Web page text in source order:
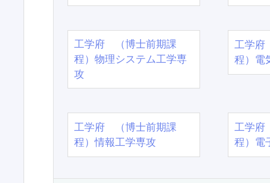
工学府 （博士前期課
程）物理システム工学専
攻
工学
程）電
工学府 （博士前期課
程）情報工学専攻
工学
程）電